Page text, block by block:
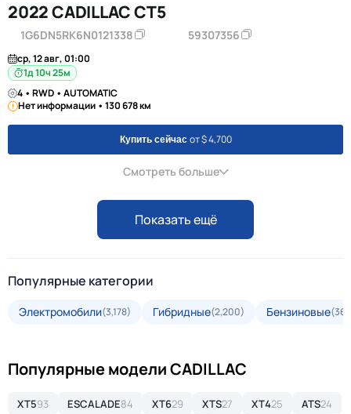
2022 CADILLAC CT5
1G6DN5RK6N0121338 59307356
ср, 12 авг, 01:00
1д 10ч 25м
4 • RWD • AUTOMATIC
Нет информации • 130 678 км
Купить сейчас от $ 4,700
Смотреть больше
Показать ещё
Популярные категории
Электромобили(3,178) Гибридные(2,200) Бензиновые
Популярные модели CADILLAC
XT593 ESCALADE84 XT629 XTS27 XT425 ATS24